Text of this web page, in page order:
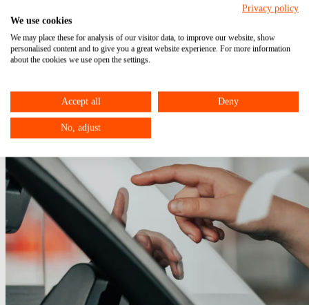
Privacy policy
We use cookies
We may place these for analysis of our visitor data, to improve our website, show
personalised content and to give you a great website experience. For more information
about the cookies we use open the settings.
Accept all Deny
No, adjust